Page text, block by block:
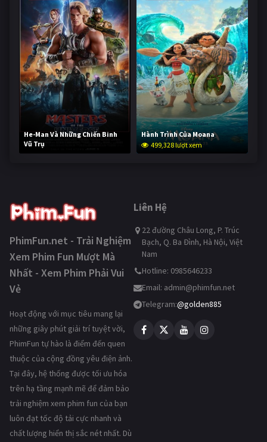
He-Man Và Những Chiến Binh
Vũ Trụ
248,723 lượt xem
Hành Trình Của Moana
499,328 lượt xem
PhimFun.net - Trải Nghiệm
Xem Phim Fun Mượt Mà
Nhất - Xem Phim Phải Vui
Vẻ
Hoạt động với mục tiêu mang lại
những giây phút giải trí tuyệt vời,
PhimFun tự hào là điểm đến quen
thuộc của cộng đồng yêu điện ảnh.
Tại đây, hệ thống được tối ưu hóa
trên hạ tầng mạnh mẽ để đảm bảo
trải nghiệm xem phim fun của bạn
luôn đạt tốc độ tải cực nhanh và
chất lượng hiển thị sắc nét nhất. Dù
Liên Hệ
22 đường Châu Long, P. Trúc
Bạch, Q. Ba Đình, Hà Nội, Việt
Nam
Hotline: 0985646233
Email: admin@phimfun.net
Telegram:@golden885